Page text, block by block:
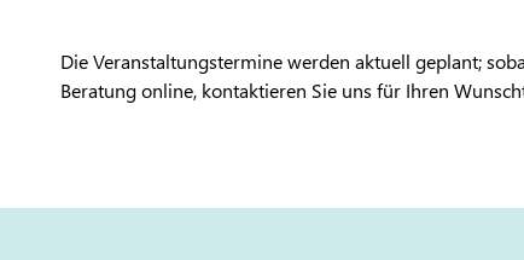
Die Veranstaltungstermine werden aktuell geplant;
Beratung online, kontaktieren Sie uns für Ihren